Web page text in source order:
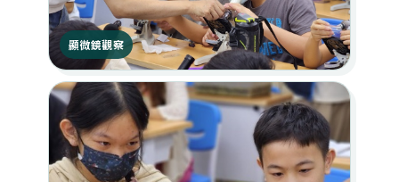
顯微鏡觀察